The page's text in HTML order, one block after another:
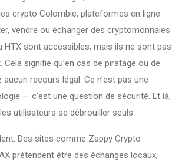
crypto Colombie, plateformes en ligne
vendre ou échanger des cryptomonnaies
HTX sont accessibles, mais ils ne sont pas
signifie qu’en cas de piratage ou de
aucun recours légal. Ce n’est pas une
— c’est une question de sécurité. Et là,
utilisateurs se débrouiller seuls.
Des sites comme Zappy Crypto
prétendent être des échanges locaux,